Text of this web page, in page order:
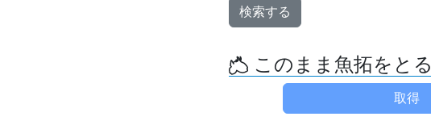
検索する
このまま魚拓をとる